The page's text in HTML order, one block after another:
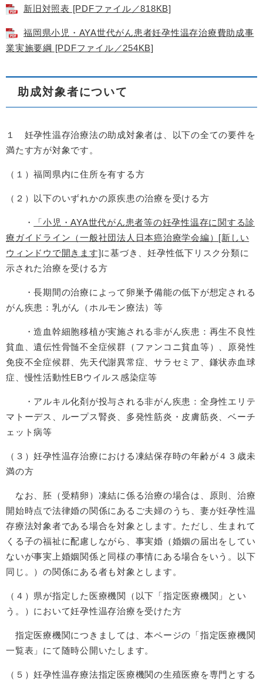
新旧対照表 [PDFファイル／818KB]
福岡県小児・AYA世代がん患者妊孕性温存治療費助成事
業実施要綱 [PDFファイル／254KB]
助成対象者について
１ 妊孕性温存治療法の助成対象者は、以下の全ての要件を
満たす方が対象です。
（１）福岡県内に住所を有する方
（２）以下のいずれかの原疾患の治療を受ける方
・
「小児・AYA世代がん患者等の妊孕性温存に関する診
療ガイドライン（一般社団法人日本癌治療学会編） [新しい
ウィンドウで開きます]に基づき、妊孕性低下リスク分類に
示された治療を受ける方
・長期間の治療によって卵巣予備能の低下が想定される
がん疾患：乳がん（ホルモン療法）等
・造血幹細胞移植が実施される非がん疾患：再生不良性
貧血、遺伝性骨髄不全症候群（ファンコニ貧血等）、原発性
免疫不全症候群、先天代謝異常症、サラセミア、鎌状赤血球
症、慢性活動性EBウイルス感染症等
・アルキル化剤が投与される非がん疾患：全身性エリテ
マトーデス、ループス腎炎、多発性筋炎・皮膚筋炎、ベーチ
ェット病等
（３）妊孕性温存治療における凍結保存時の年齢が４３歳未
満の方
なお、胚（受精卵）凍結に係る治療の場合は、原則、治療
開始時点で法律婚の関係にあるご夫婦のうち、妻が妊孕性温
存療法対象者である場合を対象とします。ただし、生まれて
くる子の福祉に配慮しながら、事実婚（婚姻の届出をしてい
ないが事実上婚姻関係と同様の事情にある場合をいう。以下
同じ。）の関係にある者も対象とします。
（４）県が指定した医療機関（以下「指定医療機関」とい
う。）において妊孕性温存治療を受けた方
指定医療機関につきましては、本ページの「指定医療機関
一覧表」にて随時公開いたします。
（５）妊孕性温存療法指定医療機関の生殖医療を専門とする